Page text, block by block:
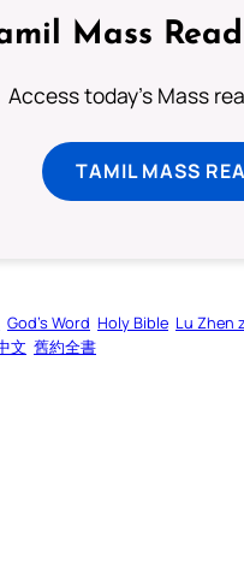
Mass
Access today's Mass
TAMIL MASS
God’s Word Holy Bible Lu Zhen
文 舊約全書